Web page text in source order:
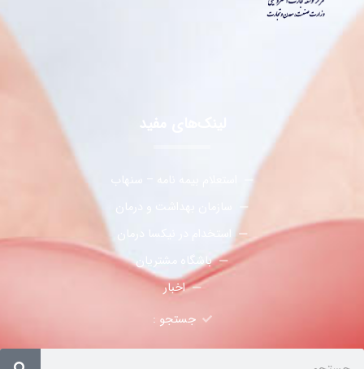
لینک‌های مفید
استعلام بیمه نامه – سنهاب
باشگاه مشتریان
اخبار
جستجو :